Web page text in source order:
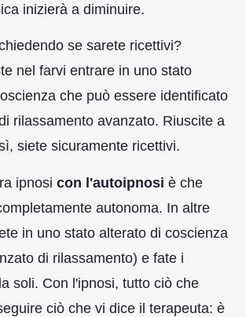
inizierà a diminuire.
se sarete ricettivi?
nel farvi entrare in uno stato
che può essere identificato
rilassamento avanzato. Riuscite a
siete sicuramente ricettivi.
ipnosi con l'autoipnosi è che
autonoma. In altre
in uno stato alterato di coscienza
di rilassamento) e fate i
soli. Con l'ipnosi, tutto ciò che
ciò che vi dice il terapeuta: è